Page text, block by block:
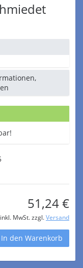
51,24 €
inkl. MwSt. zzgl. Versand
In den Warenkorb